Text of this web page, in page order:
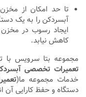
تا حد امکان از
آبسردکن را به یک
ایجاد رسوب در
کاهش نیابد.
مجموعه بتا سرویس با
تعمیرات تخصصی
خدمات مجموعه ما(
دستگاه و حفظ کارایی آن